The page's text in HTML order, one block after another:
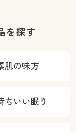
を探す
肌の味方
ちいい眠り